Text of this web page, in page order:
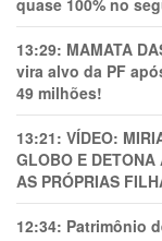
quase 100% no
13:29: MAMATA
vira alvo da PF
49 milhões!
13:21: VÍDEO:
GLOBO E
AS PRÓPRIAS
12:34: Patrimônio